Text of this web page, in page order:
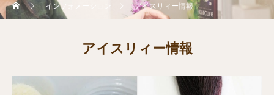
インフォメーション アイスリィー情報
アイスリィー情報